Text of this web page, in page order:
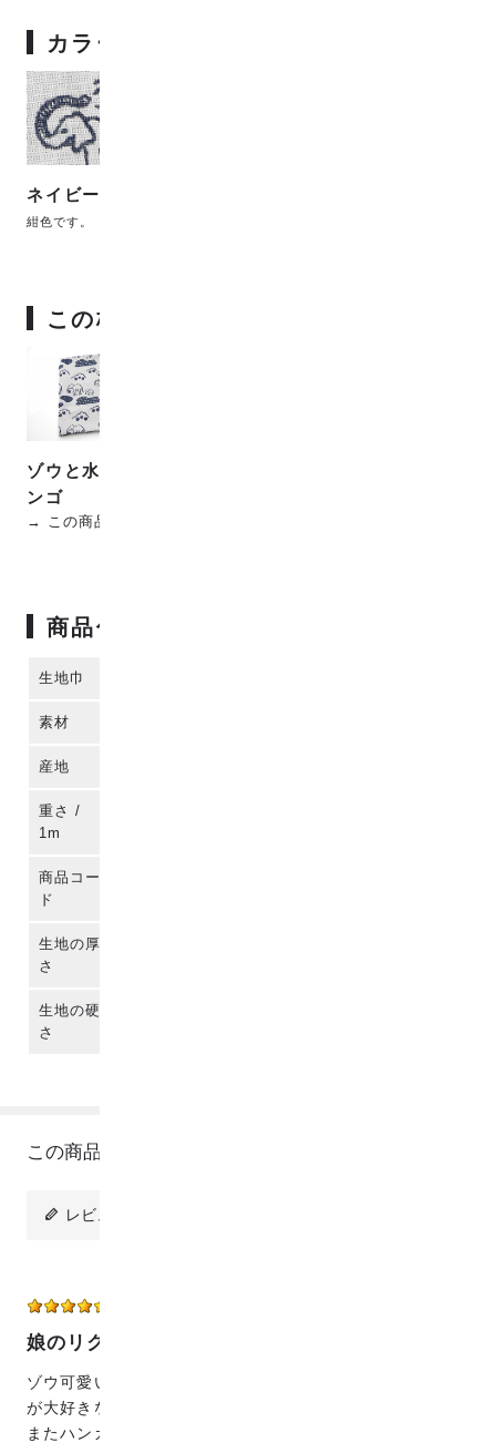
カラーバリエーション
ネイビー
紺色です。
この柄の元になった生地
ゾウと水辺とリ
ンゴ
→ この商品を見る
商品仕様
生地巾
素材
産地
重さ /
1m
商品コー
ド
生地の厚
さ
生地の硬
さ
この商品のレビュー
レビューを投稿
娘のリクエストで
ゾウ可愛い！というのでうさぎと同時購入。このシリーズ
が大好きなので
またハンカチを作ります。毎日ハンカチを取り出すたびに